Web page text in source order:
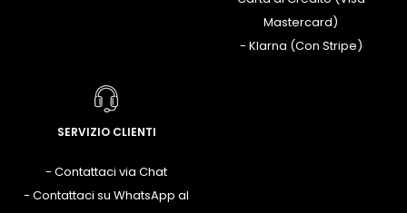
Mastercard)
- Klarna (Con Stripe)
SERVIZIO CLIENTI
- Contattaci via Chat
- Contattaci su WhatsApp al